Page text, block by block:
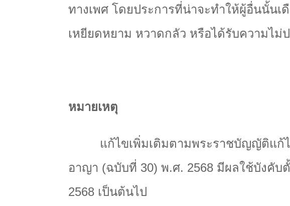
ทางเพศ โดยประการที่น่าจะทำให้ผู้อื่นนั้น
เหยียดหยาม หวาดกลัว หรือได้รับความไม่
หมายเหตุ
แก้ไขเพิ่มเติมตามพระราชบัญญัติแก้
อาญา (ฉบับที่ 30) พ.ศ. 2568 มีผลใช้บังคับ
2568 เป็นต้นไป